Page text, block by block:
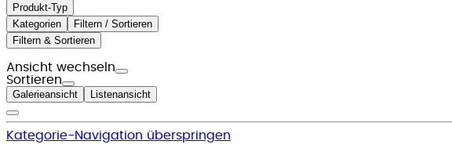
Produkt-Typ
Kategorien
Filtern / Sortieren
Filtern & Sortieren
Ansicht wechseln
Sortieren
Galerieansicht Listenansicht
Kategorie-Navigation überspringen